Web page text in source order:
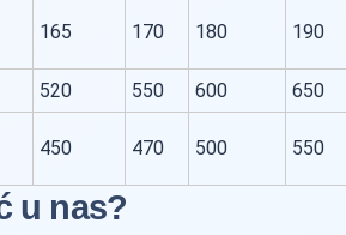
165 170 180 190
520 550 600 650
450 470 500 550
u nas?